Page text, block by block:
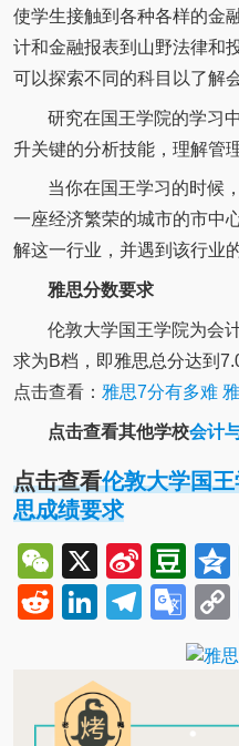
使学生接触到各种各样的金
计和金融报表到山野法律和
可以探索不同的科目以了解
研究在国王学院的学习
升关键的分析技能，理解管
当你在国王学习的时候
一座经济繁荣的城市的市中
解这一行业，并遇到该行业
雅思分数要求
伦敦大学国王学院为会
求为B档，即雅思总分达到
点击查看： 雅思7分有多难
点击查看其他学校会计
点击查看伦敦大学国
思成绩要求
WeChat
X
Sina
RedditLinkedIn